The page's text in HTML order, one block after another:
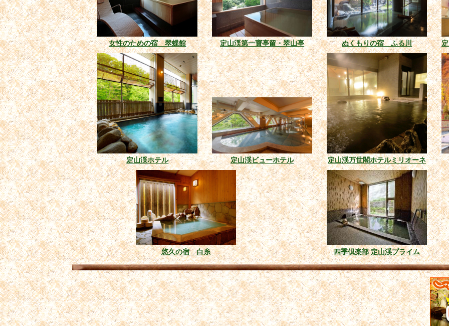
女性のための宿 翠蝶館 定山渓第一寶亭留・翠山亭 ぬくもりの宿 ふる川
定山渓ホテル 定山渓ビューホテル 定山渓万世閣ホテルミリオーネ
悠久の宿 白糸 四季倶楽部 定山渓プライム